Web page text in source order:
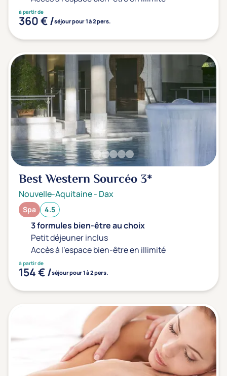
à partir de
360 € /séjour pour 1 à 2 pers.
Best Western Sourcéo3*
Nouvelle-Aquitaine- Dax
Spa 4.5
3 formules bien-être au choix
Petit déjeuner inclus
Accès à l'espace bien-être en illimité
à partir de
154 € /séjour pour 1 à 2 pers.